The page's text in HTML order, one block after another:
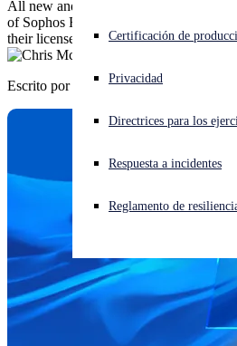
¿Está sufriendo un ciberataque?
Iniciar sesión
Open search
Open language switcher
Certificación de
Privacidad
Directrices para los
Respuesta a incidentes
Reglamento de
All new and existing virtual, software,
of Sophos Firewall will no longer have
their license and will now be restricted
Escrito por Chris McCormack